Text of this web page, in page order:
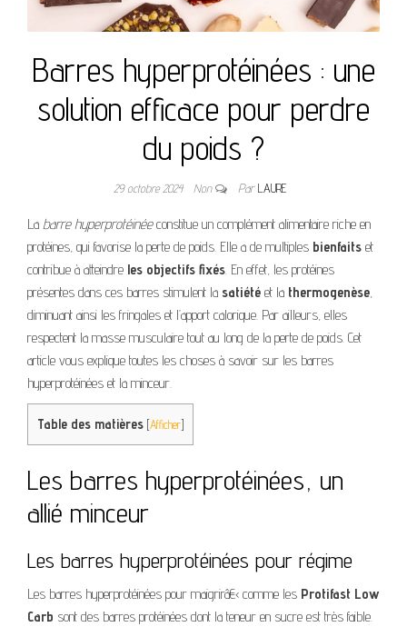
Barres hyperprotéinées : une
solution efficace pour perdre
du poids ?
29 octobre 2024 Non ParLAURE
La barre hyperprotéinéeconstitue un complément alimentaire riche en
protéines, qui favorise la perte de poids. Elle a de multiples bienfaits et
contribue à atteindre les objectifs fixés. En effet, les protéines
présentes dans ces barres stimulent la satiété et la thermogenèse,
diminuant ainsi les fringales et l’apport calorique. Par ailleurs, elles
respectent la masse musculaire tout au long de la perte de poids. Cet
article vous explique toutes les choses à savoir sur les barres
hyperprotéinées et la minceur.
Table des matières [Afficher]
Les barres hyperprotéinées, un
allié minceur
Les barres hyperprotéinées pour régime
Les barres hyperprotéinées pour maigrirâ€‹ comme les Protifast Low
Carb sont des barres protéinées dont la teneur en sucre est très faible.